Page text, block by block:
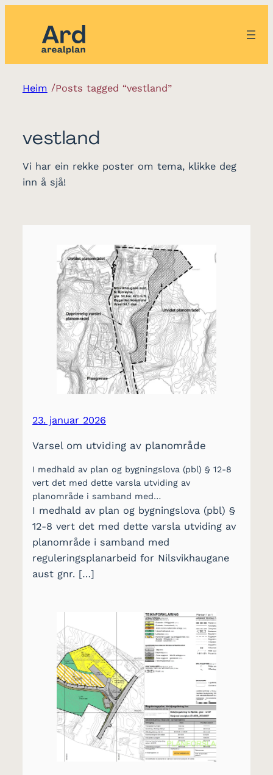
Heim /Posts tagged “vestland”
vestland
Vi har ein rekke poster om tema, klikke deg
inn å sjå!
23. januar 2026
Varsel om utviding av planområde
I medhald av plan og bygningslova (pbl) § 12-8
vert det med dette varsla utviding av
planområde i samband med…
I medhald av plan og bygningslova (pbl) §
12-8 vert det med dette varsla utviding av
planområde i samband med
reguleringsplanarbeid for Nilsvikhaugane
aust gnr. […]